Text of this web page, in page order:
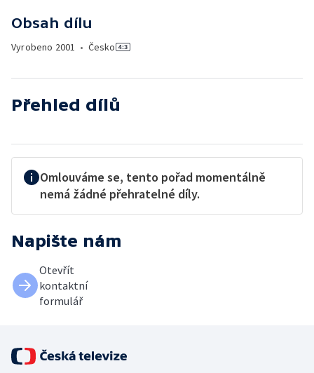
Obsah dílu
Vyrobeno 2001 • Česko
Přehled dílů
Omlouváme se, tento pořad momentálně
nemá žádné přehratelné díly.
Napište nám
Otevřít
kontaktní
formulář